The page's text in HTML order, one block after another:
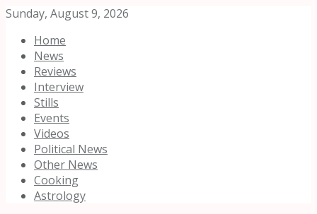
Sunday, August 9, 2026
Home
News
Reviews
Interview
Stills
Events
Videos
Political News
Other News
Cooking
Astrology